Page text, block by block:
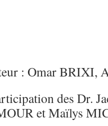
: Omar BRIXI,
des Dr.
et Maïlys